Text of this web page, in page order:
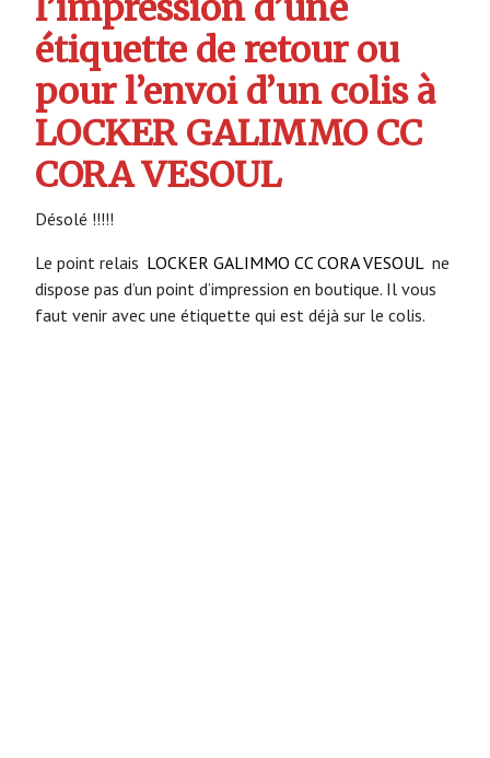
l’impression d’une
étiquette de retour ou
pour l’envoi d’un colis à
LOCKER GALIMMO CC
CORA VESOUL
Désolé !!!!!
Le point relais LOCKER GALIMMO CC CORA VESOUL ne
dispose pas d’un point d’impression en boutique. Il vous
faut venir avec une étiquette qui est déjà sur le colis.